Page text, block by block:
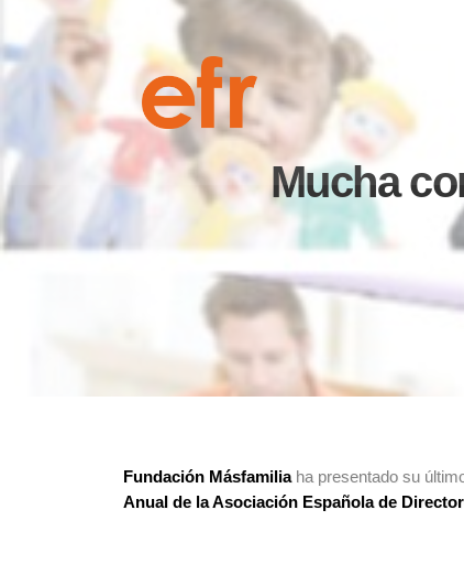
Mucha
Fundación Másfamilia ha presentado su
Anual de la Asociación Española de